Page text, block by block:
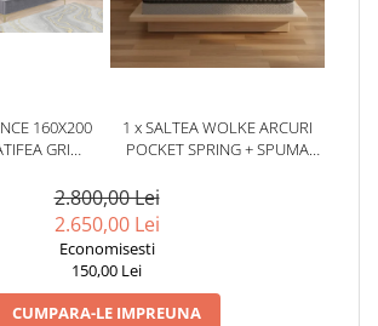
160X200
GRI
1 x SALTEA WOLKE ARCURI
POCKET SPRING + SPUMA
2.800,00 Lei
2.650,00 Lei
Economisesti
150,00 Lei
CUMPARA-LE IMPREUNA